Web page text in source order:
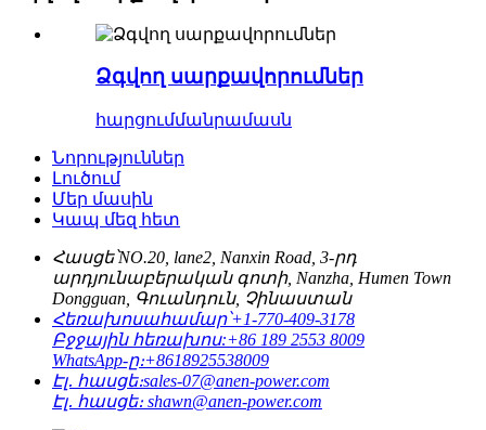
Ձգվող սարքավորումներ
հարցումմանրամասն
Նորություններ
Լուծում
Մեր մասին
Կապ մեզ հետ
Հասցե՝NO.20, lane2, Nanxin Road, 3-րդ
արդյունաբերական գոտի, Nanzha, Humen Town
Dongguan, Գուանդուն, Չինաստան
Հեռախոսահամար՝+1-770-409-3178
Բջջային հեռախոս:+86 189 2553 8009
WhatsApp-ը։+8618925538009
Էլ․ հասցե։sales-07@anen-power.com
Էլ․ հասցե։ shawn@anen-power.com